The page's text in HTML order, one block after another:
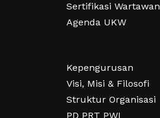
Sertifikasi Wartawan
Agenda UKW
Kepengurusan
Visi, Misi & Filosofi
Struktur Organisasi
PD PRT PWI